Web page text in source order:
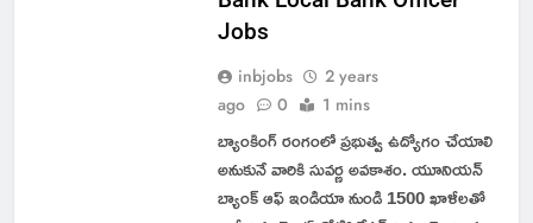
Jobs
inbjobs
2 years
ago
0 1 mins
బ్యాంకింగ్ రంగంలో ప్రభుత్వ ఉద్యోగం చేయాలి
అనుకునే వారికి సువర్ణ అవకాశం. యూనియన్
బ్యాంక్ ఆఫ్ ఇండియా నుండి 1500 ఖాళీలతో